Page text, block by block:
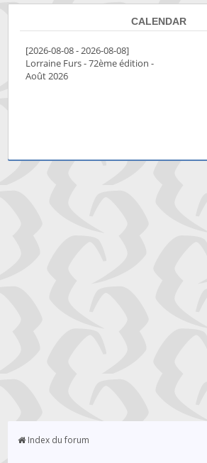
CALENDAR
Index du forum